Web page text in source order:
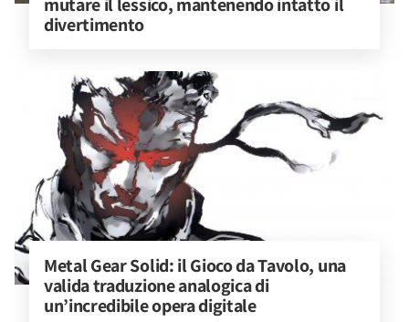
mutare il lessico, mantenendo intatto il
divertimento
Metal Gear Solid: il Gioco da Tavolo, una
valida traduzione analogica di
un’incredibile opera digitale